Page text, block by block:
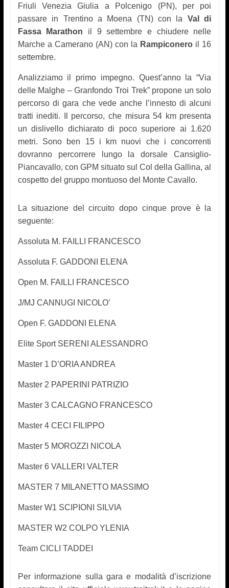
Friuli Venezia Giulia a Polcenigo (PN), per poi
passare in Trentino a Moena (TN) con la Val di
Fassa Marathon il 9 settembre e chiudere nelle
Marche a Camerano (AN) con la Rampiconero il 16
settembre.
Analizziamo il primo impegno. Quest’anno la “Via
delle Malghe – Granfondo Troi Trek” propone un solo
percorso di gara che vede anche l’innesto di alcuni
tratti inediti. Il percorso, che misura 54 km presenta
un dislivello dichiarato di poco superiore ai 1.620
metri. Sono ben 15 i km nuovi che i concorrenti
dovranno percorrere lungo la dorsale Cansiglio-
Piancavallo, con GPM situato sul Col della Gallina, al
cospetto del gruppo montuoso del Monte Cavallo.
La situazione del circuito dopo cinque prove è la
seguente:
Assoluta M. FAILLI FRANCESCO
Assoluta F. GADDONI ELENA
Open M. FAILLI FRANCESCO
J/MJ CANNUGI NICOLO’
Open F. GADDONI ELENA
Elite Sport SERENI ALESSANDRO
Master 1 D’ORIA ANDREA
Master 2 PAPERINI PATRIZIO
Master 3 CALCAGNO FRANCESCO
Master 4 CECI FILIPPO
Master 5 MOROZZI NICOLA
Master 6 VALLERI VALTER
MASTER 7 MILANETTO MASSIMO
Master W1 SCIPIONI SILVIA
MASTER W2 COLPO YLENIA
Team CICLI TADDEI
Per informazione sulla gara e modalità d’iscrizione